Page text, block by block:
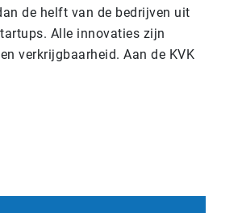
de helft van de bedrijven uit
Alle innovaties zijn
verkrijgbaarheid. Aan de KVK